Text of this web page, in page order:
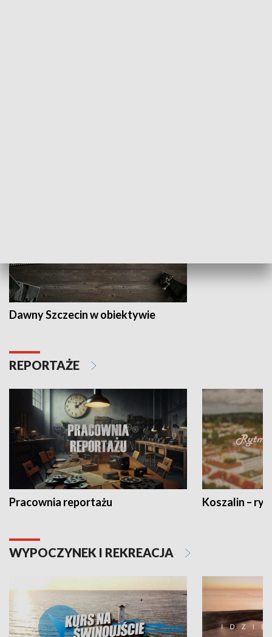
Dawny Szczecin w obiektywie
REPORTAŻE
Pracownia reportażu Koszalin –
WYPOCZYNEK I REKREACJA